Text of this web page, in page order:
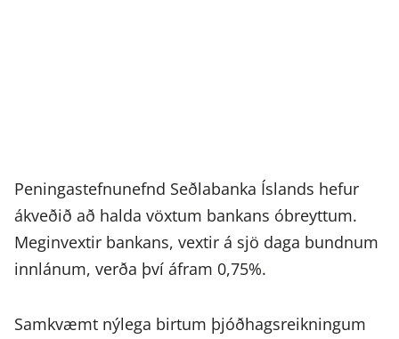
Peningastefnunefnd Seðlabanka Íslands hefur
ákveðið að halda vöxtum bankans óbreyttum.
Meginvextir bankans, vextir á sjö daga bundnum
innlánum, verða því áfram 0,75%.
Samkvæmt nýlega birtum þjóðhagsreikningum